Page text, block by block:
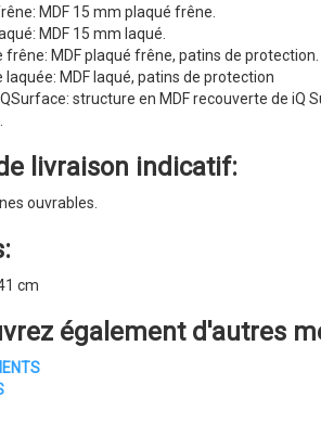
MDF 15 mm plaqué frêne.
MDF 15 mm laqué.
frêne: MDF plaqué frêne, patins de protection.
laquée: MDF laqué, patins de protection
structure en MDF recouverte de iQ
livraison indicatif:
ouvrables.
cm
également d'autres